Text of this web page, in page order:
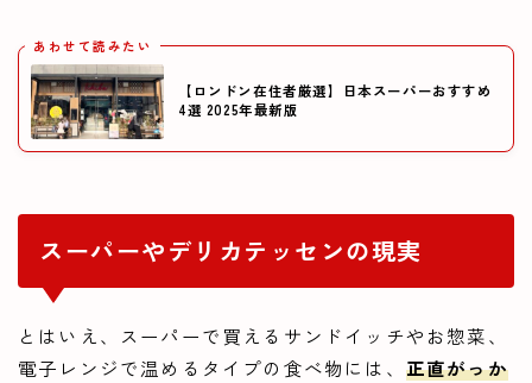
あわせて読みたい
【ロンドン在住者厳選】日本スーパーおすすめ
4選 2025年最新版
スーパーやデリカテッセンの現実
とはいえ、スーパーで買えるサンドイッチやお惣菜、
電子レンジで温めるタイプの食べ物には、 正直がっか